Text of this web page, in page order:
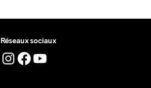
Réseaux sociaux